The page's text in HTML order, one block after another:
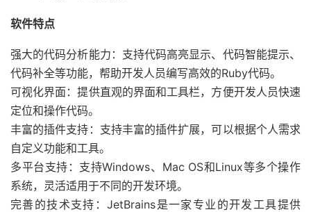
软件特点
强大的代码分析能力：支持代码高亮显示、代码智能提示、
代码补全等功能，帮助开发人员编写高效的Ruby代码。
可视化界面：提供直观的界面和工具栏，方便开发人员快速
定位和操作代码。
丰富的插件支持：支持丰富的插件扩展，可以根据个人需求
自定义功能和工具。
多平台支持：支持Windows、Mac OS和Linux等多个操作
系统，灵活适用于不同的开发环境。
完善的技术支持：JetBrains是一家专业的开发工具提供